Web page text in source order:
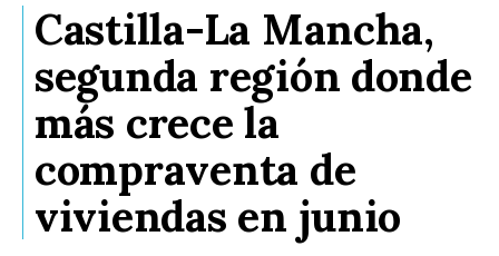
Castilla-La Mancha,
segunda región donde
más crece la
compraventa de
viviendas en junio